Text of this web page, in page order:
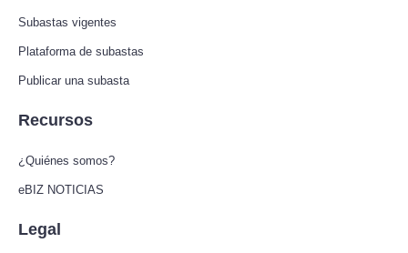
Subastas vigentes
Plataforma de subastas
Publicar una subasta
Recursos
¿Quiénes somos?
eBIZ NOTICIAS
Legal